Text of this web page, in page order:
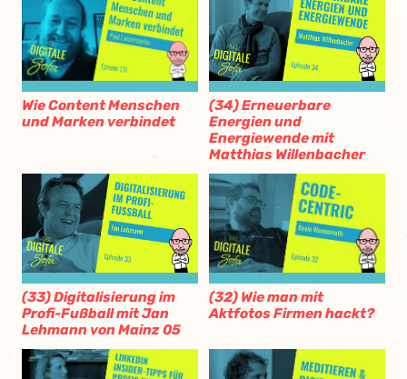
Wie Content Menschen
und Marken verbindet
(34) Erneuerbare
Energien und
Energiewende mit
Matthias Willenbacher
(33) Digitalisierung im
Profi-Fußball mit Jan
Lehmann von Mainz 05
(32) Wie man mit
Aktfotos Firmen hackt?